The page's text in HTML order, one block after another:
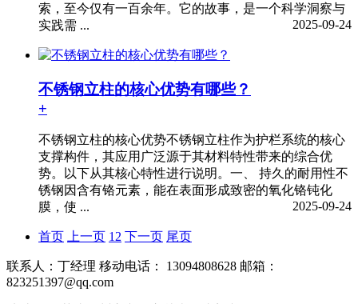
索，至今仅有一百余年。它的故事，是一个科学洞察与
实践需 ...
2025-09-24
不锈钢立柱的核心优势有哪些？
+
不锈钢立柱的核心优势不锈钢立柱作为护栏系统的核心
支撑构件，其应用广泛源于其材料特性带来的综合优
势。以下从其核心特性进行说明。一、 持久的耐用性不
锈钢因含有铬元素，能在表面形成致密的氧化铬钝化
膜，使 ...
2025-09-24
首页 上一页 1 2 下一页 尾页
联系人：丁经理 移动电话： 13094808628 邮箱：
823251397@qq.com